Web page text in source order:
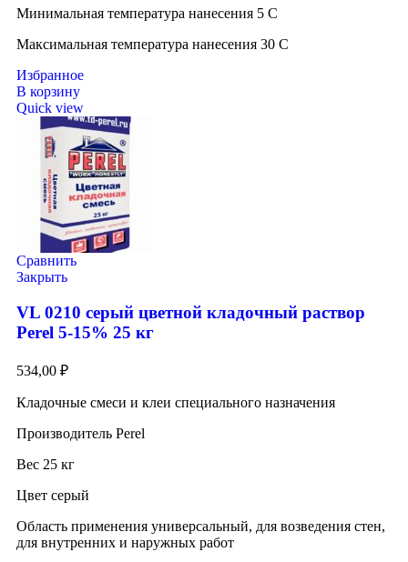
Минимальная температура нанесения 5 C
Максимальная температура нанесения 30 C
Избранное
В корзину
Quick view
Сравнить
Закрыть
VL 0210 серый цветной кладочный раствор
Perel 5-15% 25 кг
534,00 ₽
Кладочные смеси и клеи специального назначения
Производитель Perel
Вес 25 кг
Цвет серый
Область применения универсальный, для возведения стен,
для внутренних и наружных работ